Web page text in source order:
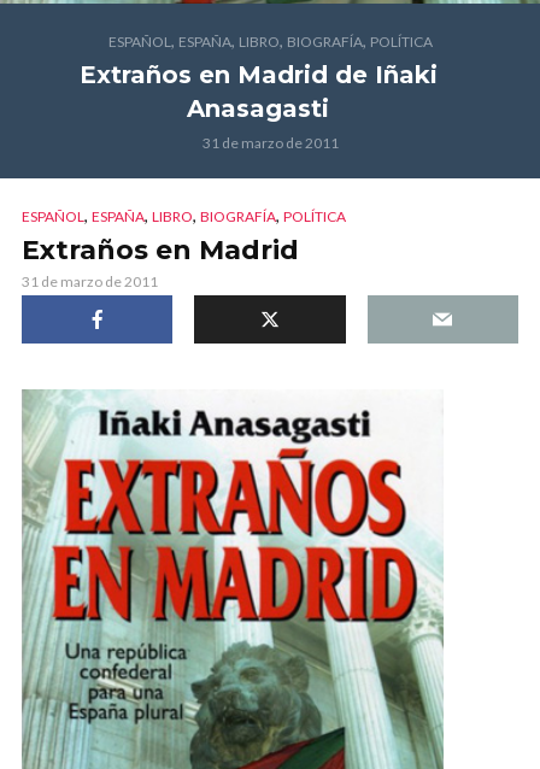
ESPAÑOL, ESPAÑA, LIBRO, BIOGRAFÍA, POLÍTICA
Extraños en Madrid de Iñaki
Anasagasti
31 de marzo de 2011
ESPAÑOL, ESPAÑA, LIBRO, BIOGRAFÍA, POLÍTICA
Extraños en Madrid
31 de marzo de 2011